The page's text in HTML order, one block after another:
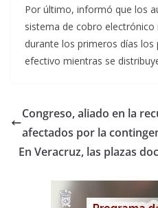
Por último, informó que los
sistema de cobro
durante los primeros días
efectivo mientras se
Congreso, aliado en la
afectados por la
En Veracruz, las plazas